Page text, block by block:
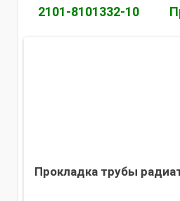
2101-8101332-10
Прокладка трубы